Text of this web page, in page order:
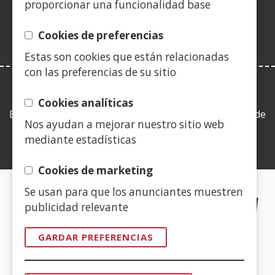
proporcionar una funcionalidad base
Cookies de preferencias
Estas son cookies que están relacionadas
con las preferencias de su sitio
Cookies analíticas
Nos ayudan a mejorar nuestro sitio web
mediante estadísticas
Cookies de marketing
Se usan para que los anunciantes muestren
publicidad relevante
GARDAR PREFERENCIAS
Esta web se ajusta a lo establecido en la Ley 19/2013, de
9 de diciembre, de transparencia, acceso a la
información pública y buen gobierno.
CERTIFICADOS DE CALIDAD
vent�